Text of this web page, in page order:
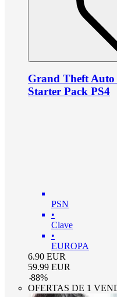
Grand Theft
Starter Pack PS4
PSN
•
Clave
•
EUROPA
6.90 EUR
59.99 EUR
-88%
OFERTAS DE 1